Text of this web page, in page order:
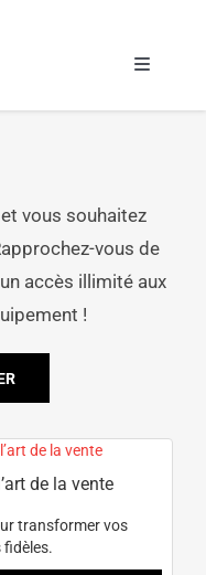
Toggle
vous souhaitez
vous de
accès illimité aux
!
de la vente
transformer vos
fidèles.